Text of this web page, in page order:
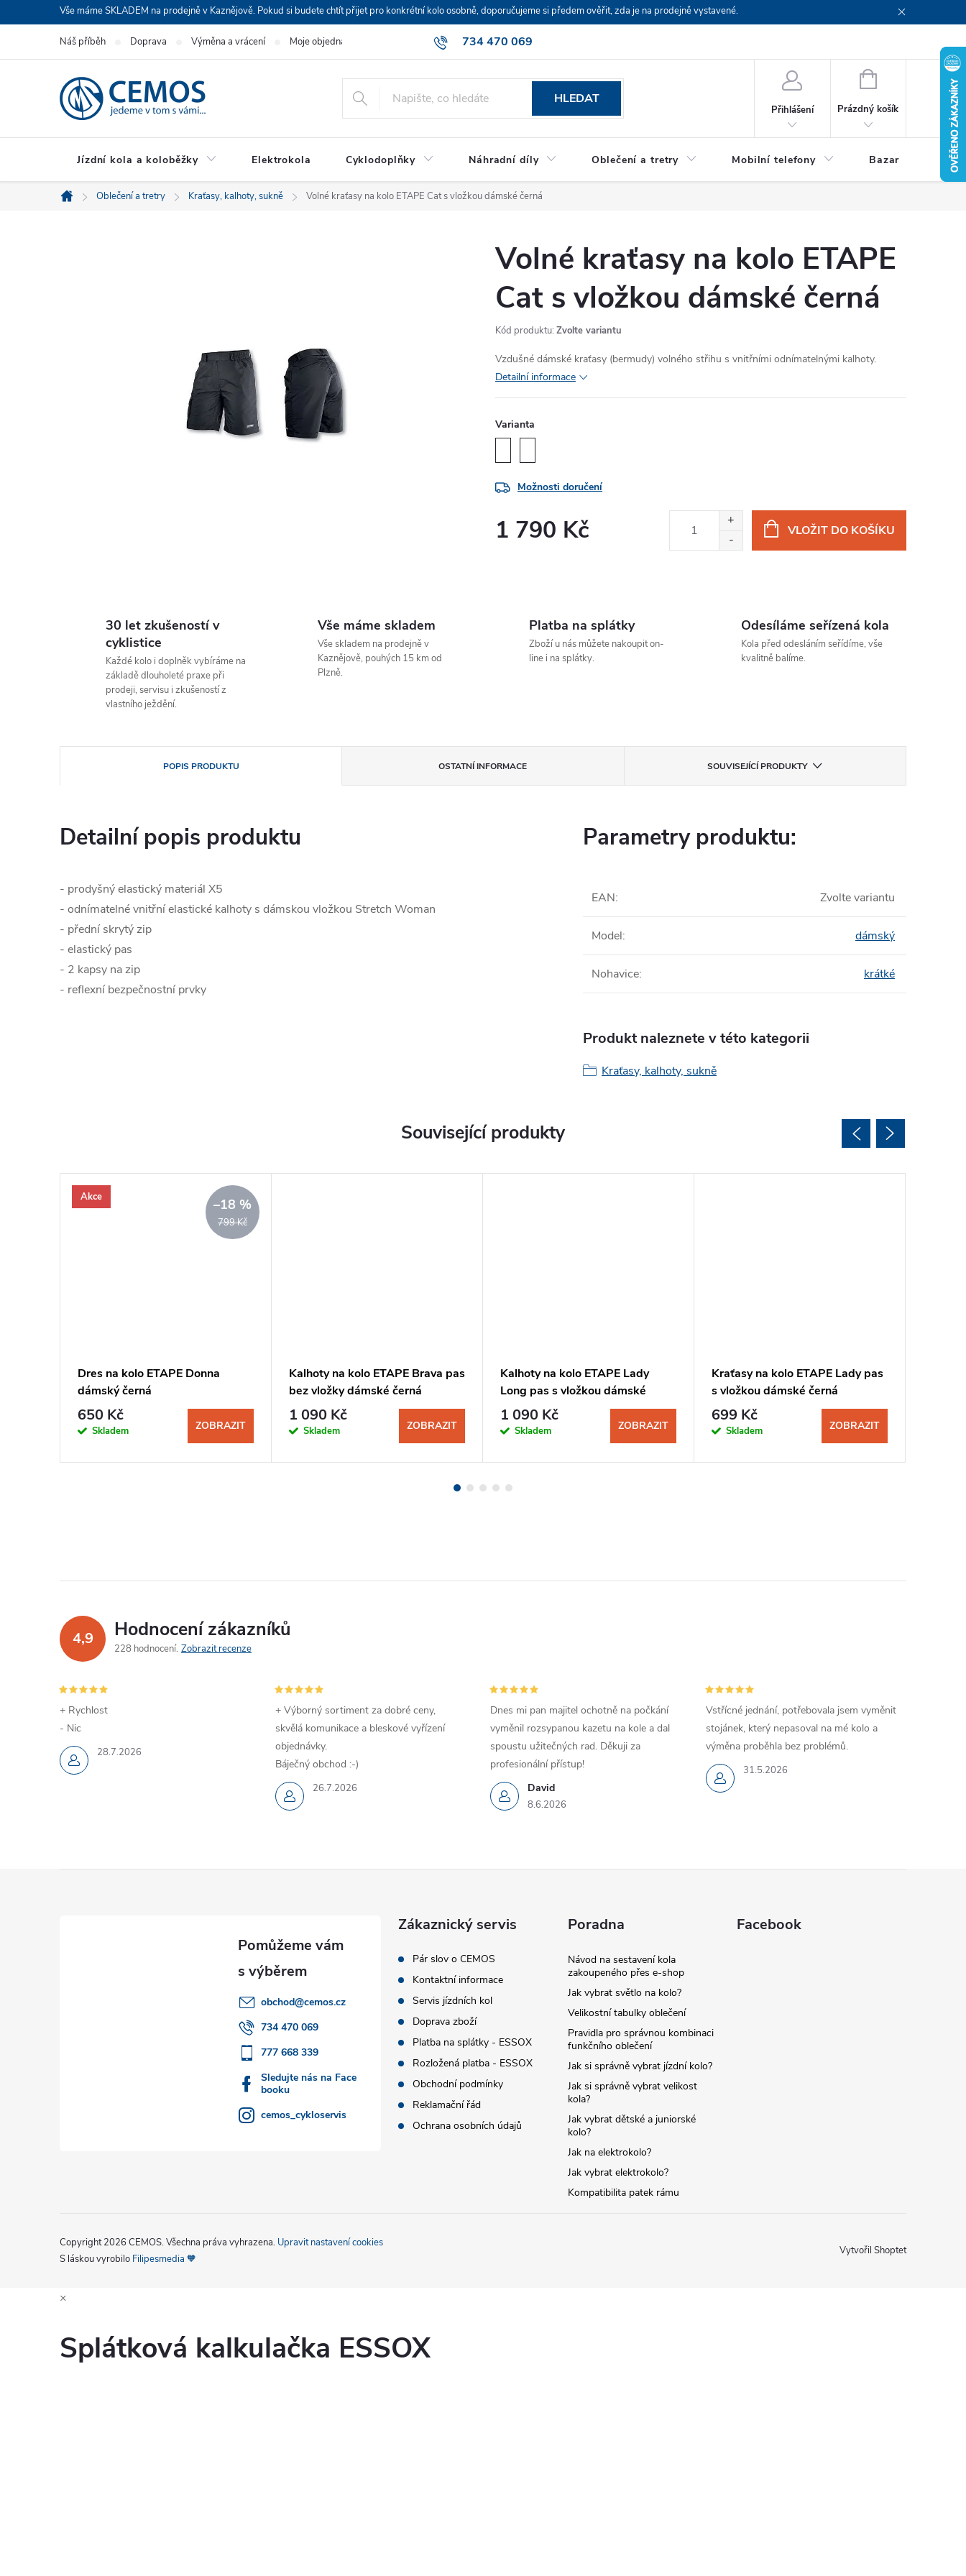
na
Vše máme SKLADEM na prodejně v Kaznějově. Pokud si budete chtít přijet pro konkrétní kolo osobně, doporučujeme si předem ověřit, zda je na prodejně vystavené.
734 470 069
Náš příběh Doprava Výměna a vrácení Moje objednávka
HLEDAT
Přihlášení
NÁKUPNÍ
Prázdný košík
Jízdní kola a koloběžky Elektrokola Cyklodoplňky Náhradní díly Oblečení a tretry Mobilní telefony Bazar Servis
Domů
Oblečení a tretry Kraťasy, kalhoty, sukně Volné kraťasy na kolo ETAPE Cat s vložkou dámské černá
Volné kraťasy na kolo ETAPE
Cat s vložkou dámské černá
Kód produktu: Zvolte variantu
Vzdušné dámské kraťasy (bermudy) volného střihu s vnitřními odnímatelnými kalhoty.
Detailní informace
Varianta
Možnosti doručení
1 790 Kč VLOŽIT DO KOŠÍKU
30 let zkušeností v
cyklistice
Každé kolo i doplněk vybíráme na
základě dlouholeté praxe při
prodeji, servisu i zkušeností z
vlastního ježdění.
Vše máme skladem
Vše skladem na prodejně v
Kaznějově, pouhých 15 km od
Plzně.
Platba na splátky
Zboží u nás můžete nakoupit on-
line i na splátky.
Odesíláme seřízená kola
Kola před odesláním seřídíme, vše
kvalitně balíme.
POPIS PRODUKTU OSTATNÍ INFORMACE SOUVISEJÍCÍ PRODUKTY
Detailní popis produktu
- prodyšný elastický materiál X5
- odnímatelné vnitřní elastické kalhoty s dámskou vložkou Stretch Woman
- přední skrytý zip
- elastický pas
- 2 kapsy na zip
- reflexní bezpečnostní prvky
Parametry produktu:
EAN: Zvolte variantu
Model: dámský
Nohavice: krátké
Produkt naleznete v této kategorii
Kraťasy, kalhoty, sukně
Související produkty
Akce
799 Kč
–18 %
Dres na kolo ETAPE Donna
dámský černá
650 Kč
Skladem ZOBRAZIT
Kalhoty na kolo ETAPE Brava pas
bez vložky dámské černá
1 090 Kč
Skladem ZOBRAZIT
Kalhoty na kolo ETAPE Lady
Long pas s vložkou dámské
černá
1 090 Kč
Skladem ZOBRAZIT
Kraťasy na kolo ETAPE Lady pas
s vložkou dámské černá
699 Kč
Skladem ZOBRAZIT
4,9 Hodnocení zákazníků
228 hodnocení Zobrazit recenze
28.7.2026
+ Rychlost
- Nic
26.7.2026
+ Výborný sortiment za dobré ceny,
skvělá komunikace a bleskové vyřízení
objednávky.
Báječný obchod :-)
David
8.6.2026
Dnes mi pan majitel ochotně na počkání
vyměnil rozsypanou kazetu na kole a dal
spoustu užitečných rad. Děkuji za
profesionální přístup!
31.5.2026
Vstřícné jednání, potřebovala jsem vyměnit
stojánek, který nepasoval na mé kolo a
výměna proběhla bez problémů.
obchod@cemos.cz
734 470 069
777 668 339
Sledujte nás na Face
booku
cemos_cykloservis
Zákaznický servis
Pár slov o CEMOS
Kontaktní informace
Servis jízdních kol
Doprava zboží
Platba na splátky - ESSOX
Rozložená platba - ESSOX
Obchodní podmínky
Reklamační řád
Ochrana osobních údajů
Poradna
Návod na sestavení kola
zakoupeného přes e-shop
Jak vybrat světlo na kolo?
Velikostní tabulky oblečení
Pravidla pro správnou kombinaci
funkčního oblečení
Jak si správně vybrat jízdní kolo?
Jak si správně vybrat velikost
kola?
Jak vybrat dětské a juniorské
kolo?
Jak na elektrokolo?
Jak vybrat elektrokolo?
Kompatibilita patek rámu
Facebook
Vytvořil Shoptet
Copyright 2026 CEMOS. Všechna práva vyhrazena. Upravit nastavení cookies
S láskou vyrobilo Filipesmedia 🧡
×
Splátková kalkulačka ESSOX